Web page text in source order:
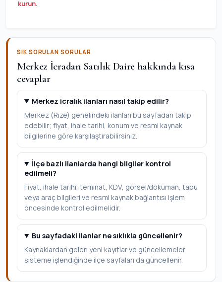
kurun.
SIK SORULAN SORULAR
Merkez İcradan Satılık Daire hakkında kısa
cevaplar
Merkez icralık ilanları nasıl takip edilir?
Merkez (Rize) genelindeki ilanları bu sayfadan takip
edebilir; fiyat, ihale tarihi, konum ve resmi kaynak
bilgilerine göre karşılaştırabilirsiniz.
İlçe bazlı ilanlarda hangi bilgiler kontrol
edilmeli?
Fiyat, ihale tarihi, teminat, KDV, görsel/doküman, tapu
veya araç bilgileri ve resmi kaynak bağlantısı işlem
öncesinde kontrol edilmelidir.
Bu sayfadaki ilanlar ne sıklıkla güncellenir?
Kaynaklardan gelen yeni kayıtlar ve güncellemeler
sisteme işlendiğinde ilçe sayfaları da güncellenir.